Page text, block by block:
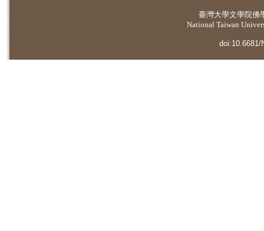
臺灣大學文學院佛
National Taiwan
doi:10.6681/